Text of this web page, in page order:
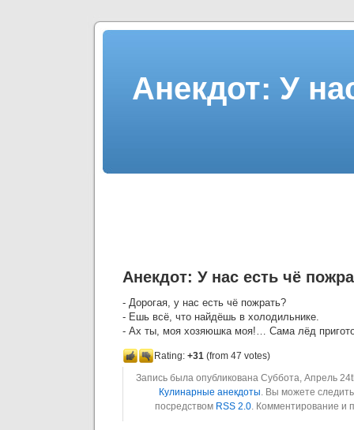
Анекдот: У
Анекдот: У нас есть чё
- Дорогая, у нас есть чё пожрать?
- Ешь всё, что найдёшь в холодильнике.
- Ах ты, моя хозяюшка моя!… Сама лёд
Rating: +31 (from 47 votes)
Запись была опубликована Суббота, Апрель
Кулинарные анекдоты. Вы можете
посредством RSS 2.0. Комментирование и